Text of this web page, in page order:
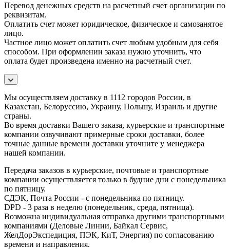
Перевод денежных средств на расчетный счет организации по
реквизитам.
Оплатить счет может юридическое, физическое и самозанятое
лицо.
Частное лицо может оплатить счет любым удобным для себя
способом. При оформлении заказа нужно уточнить, что
оплата будет произведена именно на расчетный счет.
Мы осуществляем доставку в 1112 городов России, в
Казахстан, Белоруссию, Украину, Польшу, Израиль и другие
страны.
Во время доставки Вашего заказа, курьерские и транспортные
компании озвучивают примерные сроки доставки, более
точные данные времени доставки уточните у менеджера
нашей компании.
Передача заказов в курьерские, почтовые и транспортные
компании осуществляется только в будние дни с понедельника
по пятницу.
СДЭК, Почта России - с понедельника по пятницу.
DPD - 3 раза в неделю (понедельник, среда, пятница).
Возможна индивидуальная отправка другими транспортными
компаниями (Деловые Линии, Байкал Сервис,
ЖелДорЭкспедиция, ПЭК, КиТ, Энергия) по согласованию
времени и направления.